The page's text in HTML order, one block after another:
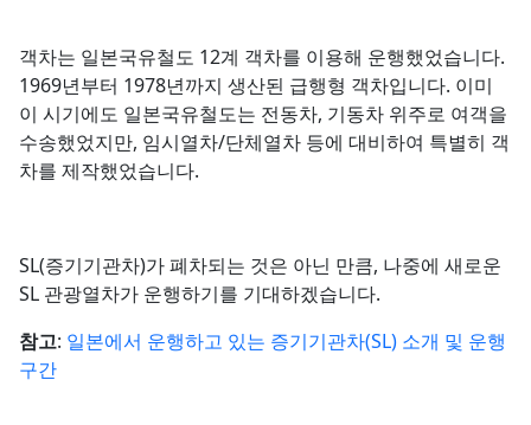
객차는 일본국유철도 12계 객차를 이용해 운행했었습니다.
1969년부터 1978년까지 생산된 급행형 객차입니다. 이미
이 시기에도 일본국유철도는 전동차, 기동차 위주로 여객을
수송했었지만, 임시열차/단체열차 등에 대비하여 특별히 객
차를 제작했었습니다.
SL(증기기관차)가 폐차되는 것은 아닌 만큼, 나중에 새로운
SL 관광열차가 운행하기를 기대하겠습니다.
참고: 일본에서 운행하고 있는 증기기관차(SL) 소개 및 운행
구간